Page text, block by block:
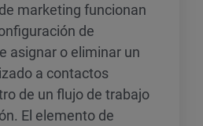
marketing funcionan
de
asignar o eliminar un
a contactos
de un flujo de trabajo
El elemento de